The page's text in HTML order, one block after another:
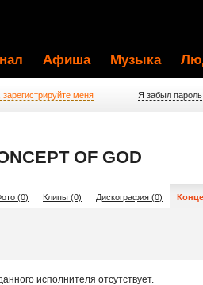
Афиша Музыка
меня Я забыл пароль
OF GOD
(0) Клипы (0) Дискография (0)
исполнителя отсутствует.